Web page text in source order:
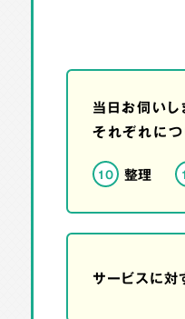
当日お伺いし
それぞれに
10 整理
サービスに対